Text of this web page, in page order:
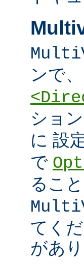
ンで、
ショ
に 設
で
るこ
てく
があり